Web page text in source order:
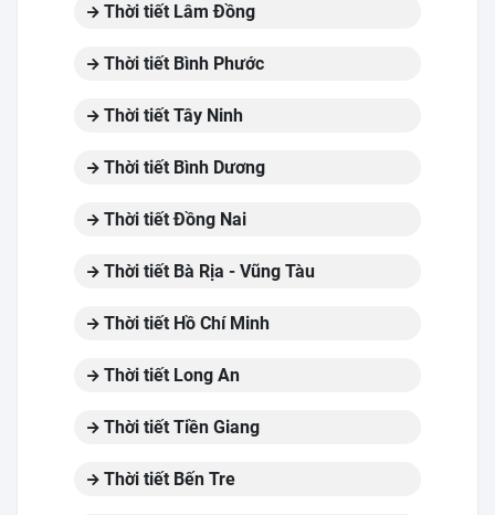
Thời tiết Lâm Đồng
Thời tiết Bình Phước
Thời tiết Tây Ninh
Thời tiết Bình Dương
Thời tiết Đồng Nai
Thời tiết Bà Rịa - Vũng Tàu
Thời tiết Hồ Chí Minh
Thời tiết Long An
Thời tiết Tiền Giang
Thời tiết Bến Tre